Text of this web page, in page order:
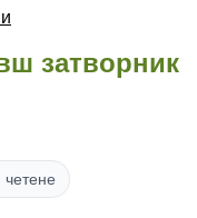
затворник